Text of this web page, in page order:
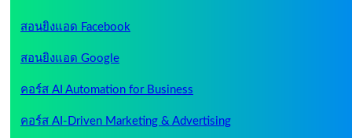
สอนยิงแอด Facebook
สอนยิงแอด Google
คอร์ส AI Automation for Business
คอร์ส AI-Driven Marketing & Advertising